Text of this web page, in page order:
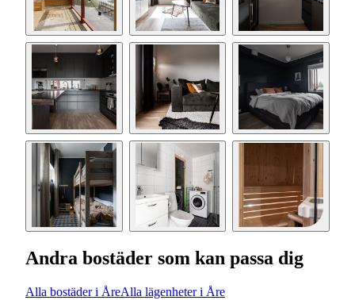
Andra bostäder som kan passa dig
Alla bostäder i ÅreAlla lägenheter i Åre